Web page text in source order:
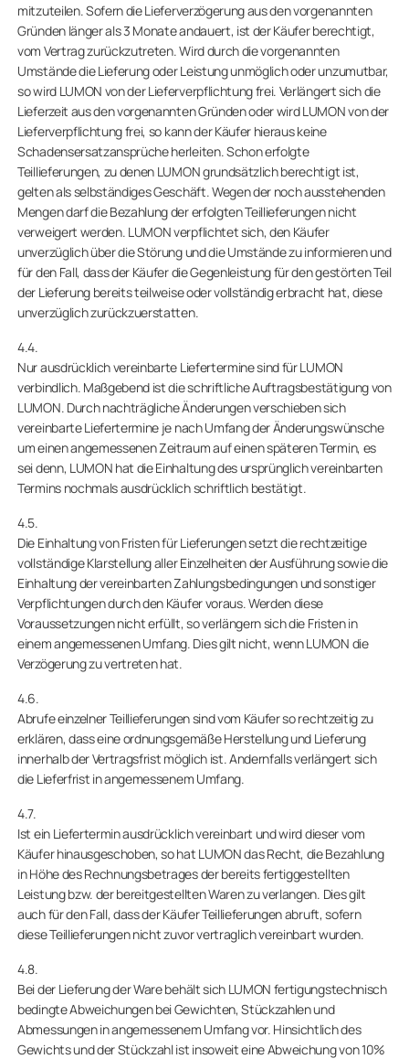
mitzuteilen. Sofern die Lieferverzögerung aus den vorgenannten
Gründen länger als 3 Monate andauert, ist der Käufer berechtigt,
vom Vertrag zurückzutreten. Wird durch die vorgenannten
Umstände die Lieferung oder Leistung unmöglich oder unzumutbar,
so wird LUMON von der Lieferverpflichtung frei. Verlängert sich die
Lieferzeit aus den vorgenannten Gründen oder wird LUMON von der
Lieferverpflichtung frei, so kann der Käufer hieraus keine
Schadensersatzansprüche herleiten. Schon erfolgte
Teillieferungen, zu denen LUMON grundsätzlich berechtigt ist,
gelten als selbständiges Geschäft. Wegen der noch ausstehenden
Mengen darf die Bezahlung der erfolgten Teillieferungen nicht
verweigert werden. LUMON verpflichtet sich, den Käufer
unverzüglich über die Störung und die Umstände zu informieren und
für den Fall, dass der Käufer die Gegenleistung für den gestörten Teil
der Lieferung bereits teilweise oder vollständig erbracht hat, diese
unverzüglich zurückzuerstatten.
4.4.
Nur ausdrücklich vereinbarte Liefertermine sind für LUMON
verbindlich. Maßgebend ist die schriftliche Auftragsbestätigung von
LUMON. Durch nachträgliche Änderungen verschieben sich
vereinbarte Liefertermine je nach Umfang der Änderungswünsche
um einen angemessenen Zeitraum auf einen späteren Termin, es
sei denn, LUMON hat die Einhaltung des ursprünglich vereinbarten
Termins nochmals ausdrücklich schriftlich bestätigt.
4.5.
Die Einhaltung von Fristen für Lieferungen setzt die rechtzeitige
vollständige Klarstellung aller Einzelheiten der Ausführung sowie die
Einhaltung der vereinbarten Zahlungsbedingungen und sonstiger
Verpflichtungen durch den Käufer voraus. Werden diese
Voraussetzungen nicht erfüllt, so verlängern sich die Fristen in
einem angemessenen Umfang. Dies gilt nicht, wenn LUMON die
Verzögerung zu vertreten hat.
4.6.
Abrufe einzelner Teillieferungen sind vom Käufer so rechtzeitig zu
erklären, dass eine ordnungsgemäße Herstellung und Lieferung
innerhalb der Vertragsfrist möglich ist. Andernfalls verlängert sich
die Lieferfrist in angemessenem Umfang.
4.7.
Ist ein Liefertermin ausdrücklich vereinbart und wird dieser vom
Käufer hinausgeschoben, so hat LUMON das Recht, die Bezahlung
in Höhe des Rechnungsbetrages der bereits fertiggestellten
Leistung bzw. der bereitgestellten Waren zu verlangen. Dies gilt
auch für den Fall, dass der Käufer Teillieferungen abruft, sofern
diese Teillieferungen nicht zuvor vertraglich vereinbart wurden.
4.8.
Bei der Lieferung der Ware behält sich LUMON fertigungstechnisch
bedingte Abweichungen bei Gewichten, Stückzahlen und
Abmessungen in angemessenem Umfang vor. Hinsichtlich des
Gewichts und der Stückzahl ist insoweit eine Abweichung von 10%